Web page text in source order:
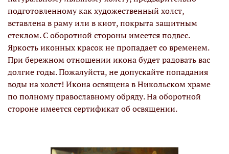
подготовленному как художественный холст,
вставлена в раму или в киот, покрыта защитным
стеклом. С оборотной стороны имеется подвес.
Яркость иконных красок не пропадает со временем.
При бережном отношении икона будет радовать вас
долгие годы. Пожалуйста, не допускайте попадания
воды на холст! Икона освящена в Никольском храме
по полному православному обряду. На оборотной
стороне имеется сертификат об освящении.